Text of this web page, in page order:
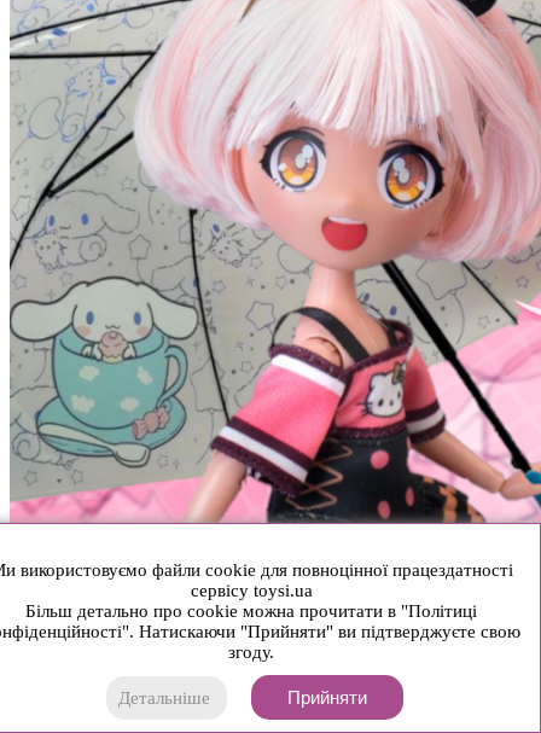
використовуємо файли cookie для повноцінної працездатності
сервісу toysi.ua
Більш детально про cookie можна прочитати в "Політиці
Натискаючи "Прийняти" ви підтверджуєте свою
згоду.
Детальніше Прийняти